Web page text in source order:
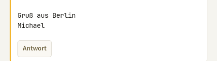
Gruß aus Berlin
Michael
Antwort